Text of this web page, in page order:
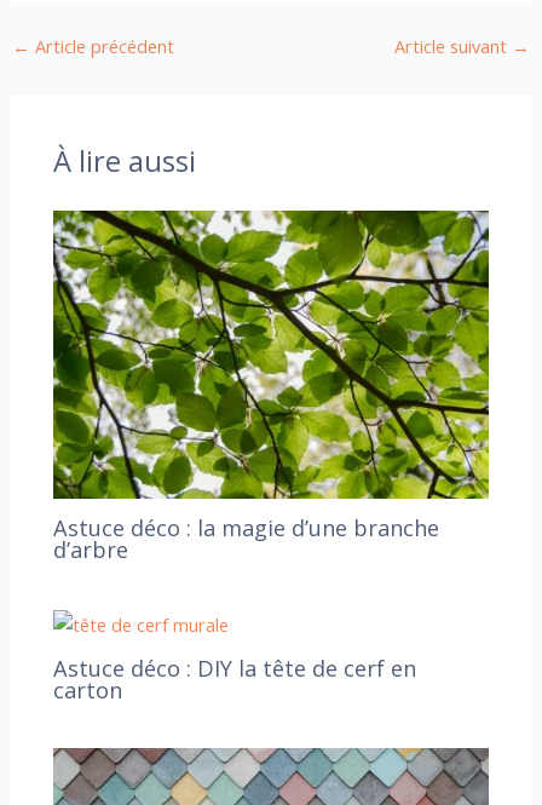
← Article précédent Article suivant →
À lire aussi
Astuce déco : la magie d’une branche
d’arbre
Astuce déco : DIY la tête de cerf en
carton